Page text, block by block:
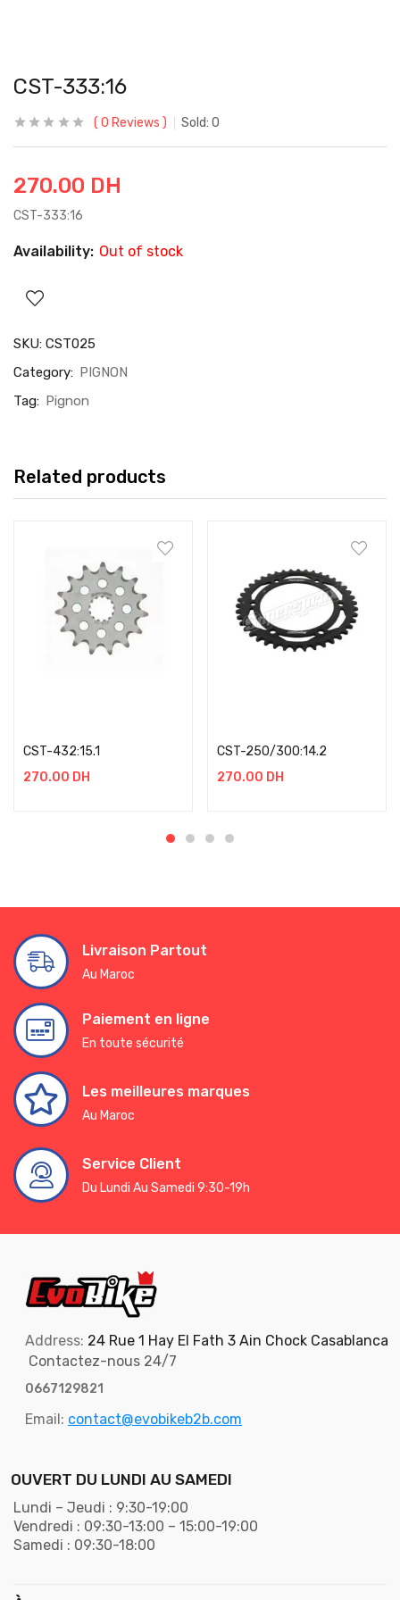
CST-333:16
0 Reviews Sold: 0
270.00 DH
CST-333:16
Availability: Out of stock
SKU: CST025
Category: PIGNON
Tag: Pignon
Related products
CST-432:15.1
270.00 DH
CST-250/300:14.2
270.00 DH
Livraison Partout
Au Maroc
Paiement en ligne
En toute sécurité
Les meilleures marques
Au Maroc
Service Client
Du Lundi Au Samedi 9:30-19h
Address: 24 Rue 1 Hay El Fath 3 Ain Chock Casablanca
Contactez-nous 24/7
0667129821
Email: contact@evobikeb2b.com
OUVERT DU LUNDI AU SAMEDI
Lundi – Jeudi : 9:30-19:00
Vendredi : 09:30-13:00 – 15:00-19:00
Samedi : 09:30-18:00